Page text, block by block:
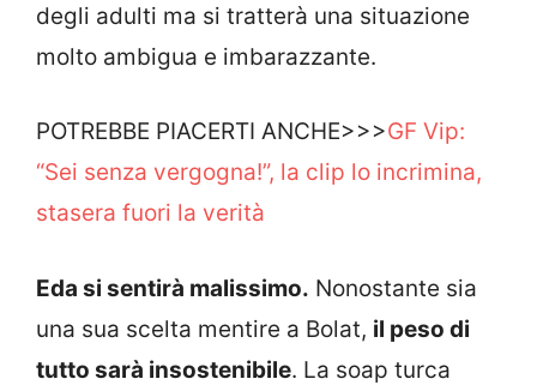
degli adulti ma si tratterà una situazione
molto ambigua e imbarazzante.
POTREBBE PIACERTI ANCHE>>>GF Vip:
“Sei senza vergogna!”, la clip lo incrimina,
stasera fuori la verità
Eda si sentirà malissimo. Nonostante sia
una sua scelta mentire a Bolat, il peso di
tutto sarà insostenibile. La soap turca